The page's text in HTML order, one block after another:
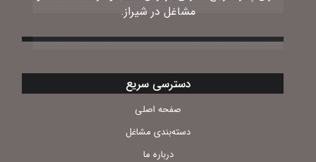
مشاغل در شیراز.
دسترسی سریع
صفحه اصلی
دسته‌بندی مشاغل
درباره ما